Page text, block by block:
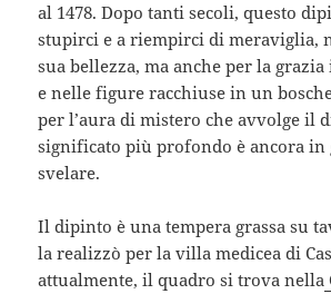
al 1478. Dopo tanti secoli, questo
stupirci e a riempirci di meraviglia,
sua bellezza, ma anche per la
e nelle figure racchiuse in un
per l’aura di mistero che avvolge il
significato più profondo è ancora in
svelare.
Il dipinto è una tempera grassa su
la realizzò per la villa medicea di
attualmente, il quadro si trova nella